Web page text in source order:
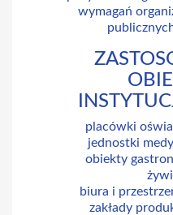
wymagań
placówki
jednostki
obiekty
biura i
zakłady